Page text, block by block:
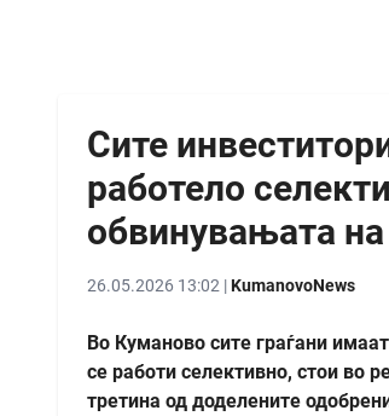
Сите
работело
обвинувањата
26.05.2026 13:02 |KumanovoNews
Во Куманово сите граѓани
се работи селективно, стои во
третина од доделените